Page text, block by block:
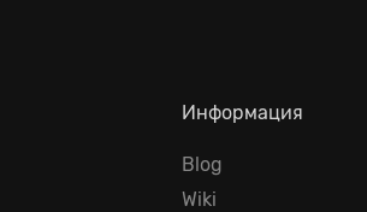
Информация
Blog
Wiki